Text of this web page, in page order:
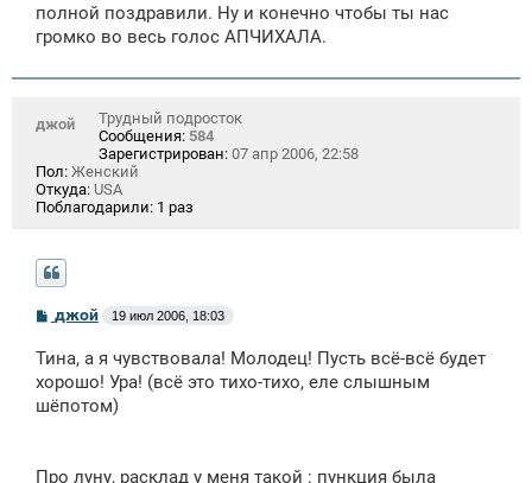
и
полной поздравили. Ну и конечно чтобы ты нас
громко во весь голос АПЧИХАЛА.
джой
Трудный подросток
Сообщения: 584
Зарегистрирован: 07 апр 2006, 22:58
Пол: Женский
Откуда: USA
Поблагодарили: 1 раз
С
о
б
щ
е
н
джой 19 июл 2006, 18:03
Тина, а я чувствовала! Молодец! Пусть всё-всё будет
хорошо! Ура! (всё это тихо-тихо, еле слышным
шёпотом)
Про луну, расклад у меня такой : пункция была